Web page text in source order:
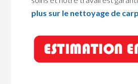
plus sur le nettoyage de